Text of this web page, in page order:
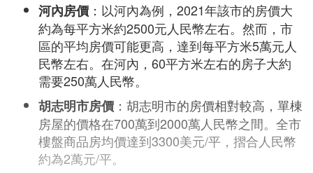
河內房價 ：以河內為例，2021年該市的房價大
約為每平方米約2500元人民幣左右。然而，市
區的平均房價可能更高，達到每平方米5萬元人
民幣左右。在河內，60平方米左右的房子大約
需要250萬人民幣。
胡志明市房價 ：胡志明市的房價相對較高，單棟
房屋的價格在700萬到2000萬人民幣之間。全市
樓盤商品房均價達到3300美元/平，摺合人民幣
約為2萬元/平。